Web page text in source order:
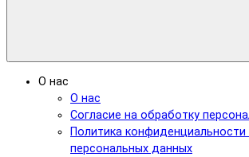
О нас
О нас
Согласие на обработку
Политика
персональных данных